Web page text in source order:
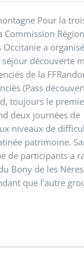
Pour la
Commission
Occitanie a
découverte
de la
(Pass
toujours le
deux journées de
niveaux de
patrimoine.
de participants a
Bony de les
que l’autre